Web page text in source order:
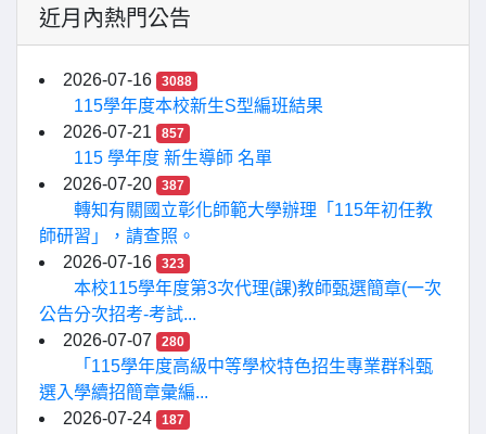
近月內熱門公告
2026-07-16 3088
115學年度本校新生S型編班結果
2026-07-21
857
115 學年度 新生導師 名單
2026-07-20
387
轉知有關國立彰化師範大學辦理「115年初任教
師研習」，請查照。
2026-07-16
323
本校115學年度第3次代理(課)教師甄選簡章(一次
公告分次招考-考試...
2026-07-07
280
「115學年度高級中等學校特色招生專業群科甄
選入學續招簡章彙編...
2026-07-24
187